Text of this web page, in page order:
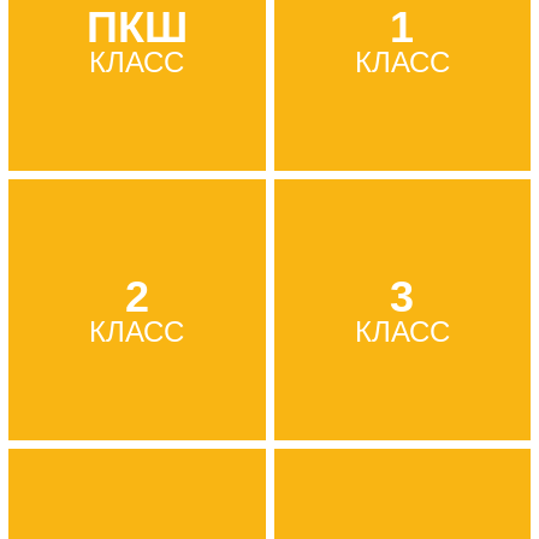
ПКШ
КЛАСС
1
КЛАСС
2
КЛАСС
3
КЛАСС